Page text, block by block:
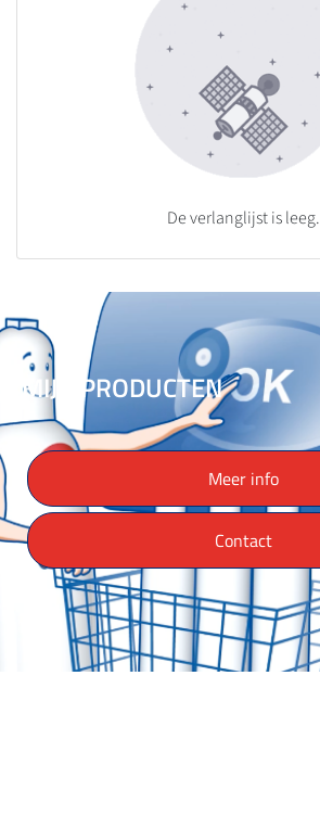
De verlanglijst is leeg.
MIJN PRODUCTEN
Meer info
Contact